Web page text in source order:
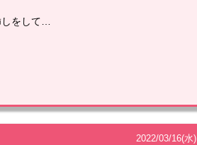
をして…
2022/03/16(水)